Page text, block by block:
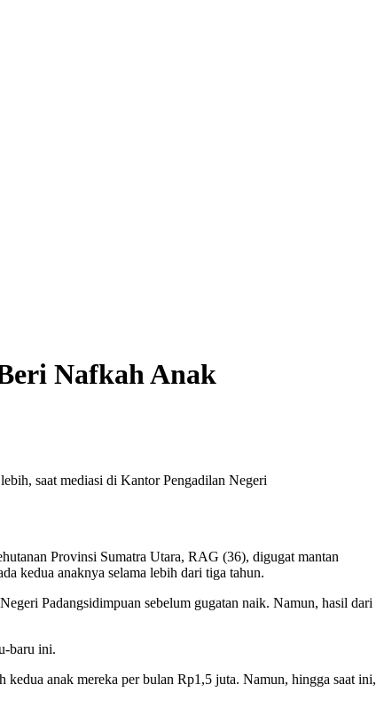
Nafkah Anak
saat mediasi di Kantor Pengadilan Negeri
Provinsi Sumatra Utara, RAG (36), digugat mantan
kedua anaknya selama lebih dari tiga tahun.
Padangsidimpuan sebelum gugatan naik. Namun, hasil dari
baru ini.
anak mereka per bulan Rp1,5 juta. Namun, hingga saat ini,